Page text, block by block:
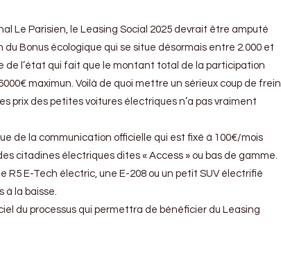
Le Parisien, le Leasing Social 2025 devrait être amputé
Bonus écologique qui se situe désormais entre 2.000 et
de l’état qui fait que le montant total de la participation
maximun. Voilà de quoi mettre un sérieux coup de frein
prix des petites voitures électriques n’a pas vraiment
de la communication officielle qui est fixé à 100€/mois
citadines électriques dites « Access » ou bas de gamme.
R5 E-Tech électric, une E-208 ou un petit SUV électrifié
la baisse.
du processus qui permettra de bénéficier du Leasing